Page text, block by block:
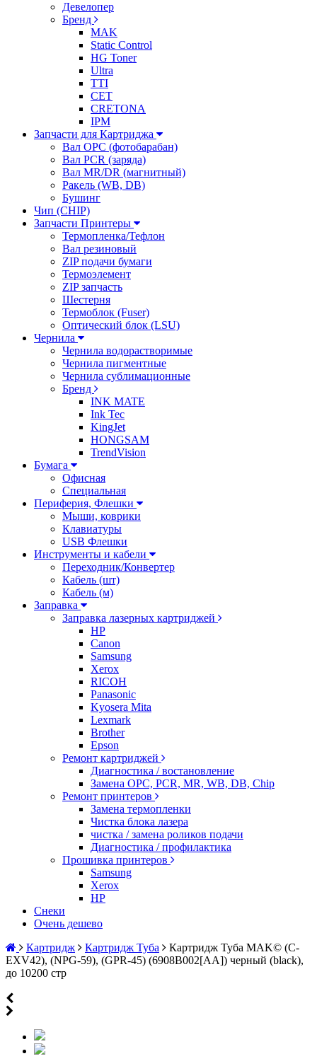
Девелопер
Бренд
MAK
Static Control
HG Toner
Ultra
TTI
CET
CRETONA
IPM
Запчасти для Картриджа
Вал OPC (фотобарабан)
Вал PCR (заряда)
Вал MR/DR (магнитный)
Ракель (WB, DB)
Бушинг
Чип (CHIP)
Запчасти Принтеры
Термопленка/Тефлон
Вал резиновый
ZIP подачи бумаги
Термоэлемент
ZIP запчасть
Шестерня
Термоблок (Fuser)
Оптический блок (LSU)
Чернила
Чернила водорастворимые
Чернила пигментные
Чернила сублимационные
Бренд
INK MATE
Ink Tec
KingJet
HONGSAM
TrendVision
Бумага
Офисная
Специальная
Периферия, Флешки
Мыши, коврики
Клавиатуры
USB Флешки
Инструменты и кабели
Переходник/Конвертер
Кабель (шт)
Кабель (м)
Заправка
Заправка лазерных картриджей
HP
Canon
Samsung
Xerox
RICOH
Panasonic
Kyosera Mita
Lexmark
Brother
Epson
Ремонт картриджей
Диагностика / востановление
Замена OPC, PCR, MR, WB, DB, Chip
Ремонт принтеров
Замена термопленки
Чистка блока лазера
чистка / замена роликов подачи
Диагностика / профилактика
Прошивка принтеров
Samsung
Xerox
HP
Снеки
Очень дешево
Картридж
Картридж Туба
Картридж Туба MAK© (C-
EXV42), (NPG-59), (GPR-45) (6908B002[AA]) черный (black),
до 10200 стр